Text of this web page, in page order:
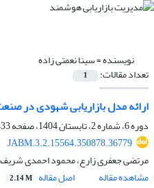
نویسنده =سینا نعمتی زاده
تعداد مقالات: 1
ارائه مدل بازاریابی شهودی در
دوره 6، شماره 2، تابستان 1404، صفحه
479
JABM.3.2.15564.350878.36779
مرتضی جعفری زارع، محمود احمدی
مشاهده مقاله
اصل مقاله 2.14 M